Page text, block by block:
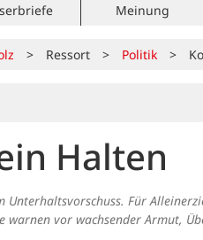
Meinung
> Ressort > Politik >
Halten
Für
warnen vor wachsender Armut,